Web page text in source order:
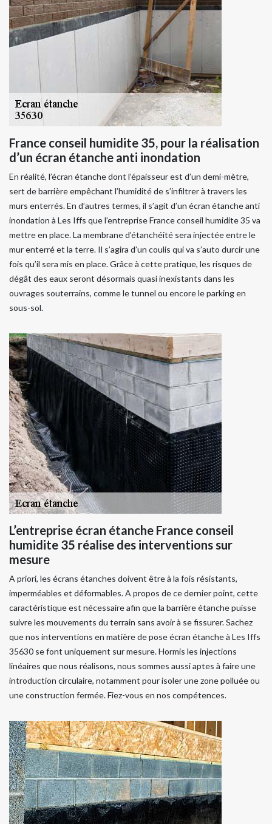
France conseil humidite 35, pour la réalisation
d’un écran étanche anti inondation
En réalité, l’écran étanche dont l’épaisseur est d’un demi-mètre,
sert de barrière empêchant l’humidité de s’infiltrer à travers les
murs enterrés. En d’autres termes, il s’agit d’un écran étanche anti
inondation à Les Iffs que l’entreprise France conseil humidite 35 va
mettre en place. La membrane d’étanchéité sera injectée entre le
mur enterré et la terre. Il s’agira d’un coulis qui va s’auto durcir une
fois qu’il sera mis en place. Grâce à cette pratique, les risques de
dégât des eaux seront désormais quasi inexistants dans les
ouvrages souterrains, comme le tunnel ou encore le parking en
sous-sol.
L’entreprise écran étanche France conseil
humidite 35 réalise des interventions sur
mesure
A priori, les écrans étanches doivent être à la fois résistants,
imperméables et déformables. A propos de ce dernier point, cette
caractéristique est nécessaire afin que la barrière étanche puisse
suivre les mouvements du terrain sans avoir à se fissurer. Sachez
que nos interventions en matière de pose écran étanche à Les Iffs
35630 se font uniquement sur mesure. Hormis les injections
linéaires que nous réalisons, nous sommes aussi aptes à faire une
introduction circulaire, notamment pour isoler une zone polluée ou
une construction fermée. Fiez-vous en nos compétences.